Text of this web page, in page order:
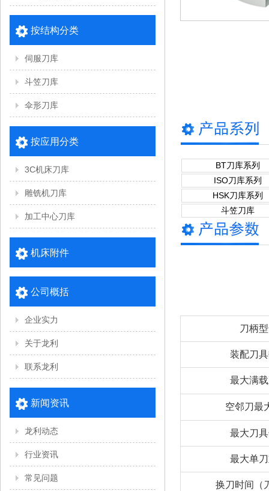
按结构分类
伺服刀库
斗笠刀库
伞形刀库
按应用分类
3C机床刀库
雕铣机刀库
加工中心刀库
机床附件
公司概括
企业实力
关于龙利
联系龙利
新闻资讯
龙利动态
行业资讯
常见问题
BT刀库系列
ISO刀库系列
HSK刀库系列
斗笠刀库
刀柄
装配刀
最大满
空邻刀最
最大刀
最大单
换刀时间（